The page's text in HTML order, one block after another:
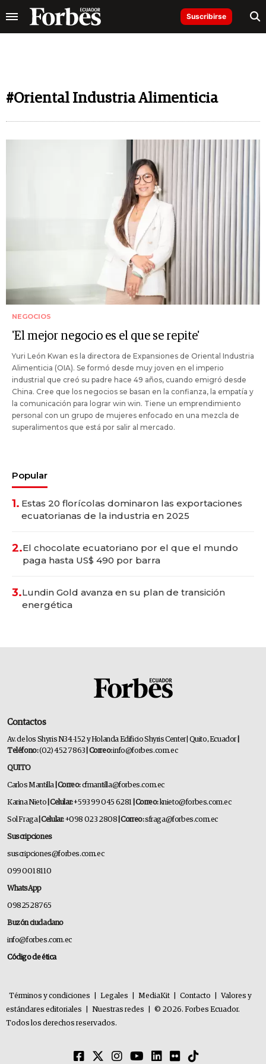
Suscribirse
#Oriental Industria Alimenticia
NEGOCIOS
'El mejor negocio es el que se repite'
Yuri León Kwan es la directora de Expansiones de Oriental Industria
Alimenticia (OIA). Se formó desde muy joven en el imperio
industrial que creó su padre hace 49 años, cuando emigró desde
China. Cree que los negocios se basan en la confianza, la empatía y
la comunicación para lograr win win. Tiene un emprendimiento
personal con un grupo de mujeres enfocado en una mezcla de
superalimentos que está por salir al mercado.
Popular
1. Estas 20 florícolas dominaron las exportaciones
ecuatorianas de la industria en 2025
2.El chocolate ecuatoriano por el que el mundo
paga hasta US$ 490 por barra
3.Lundin Gold avanza en su plan de transición
energética
Contactos
Av. de los Shyris N34-152 y Holanda Edificio Shyris Center | Quito, Ecuador
Teléfono:(02) 452 7863 | Correo:info@forbes.com.ec
QUITO
Carlos Mantilla | Correo:cfmantilla@forbes.com.ec
Karina Nieto | Celular:+593 99 045 6281 | Correo: knieto@forbes.com.ec
Sol Fraga | Celular:+098 023 2808 | Correo:sfraga@forbes.com.ec
Suscripciones
suscripciones@forbes.com.ec
099 001 8110
WhatsApp
0982528765
Buzón ciudadano
info@forbes.com.ec
Código de ética
Términos y condiciones Legales MediaKit Contacto
Valores y
estándares editoriales
Nuestras redes
© 2026. Forbes Ecuador.
Todos los derechos reservados.